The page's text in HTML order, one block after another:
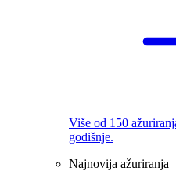
Više od 150
godišnje.
Najnovija ažuriranja